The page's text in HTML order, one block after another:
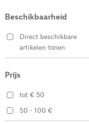
Tissage de Luz
Beschikbaarheid
Direct beschikbare
artikelen tonen
Prijs
tot € 50
50 - 100 €